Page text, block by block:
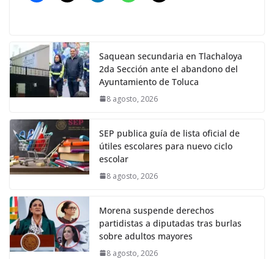
Saquean secundaria en Tlachaloya
2da Sección ante el abandono del
Ayuntamiento de Toluca
8 agosto, 2026
SEP publica guía de lista oficial de
útiles escolares para nuevo ciclo
escolar
8 agosto, 2026
Morena suspende derechos
partidistas a diputadas tras burlas
sobre adultos mayores
8 agosto, 2026